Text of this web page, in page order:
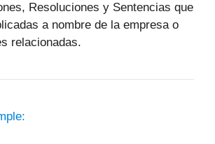
Resoluciones y Sentencias que
a nombre de la empresa o
relacionadas.